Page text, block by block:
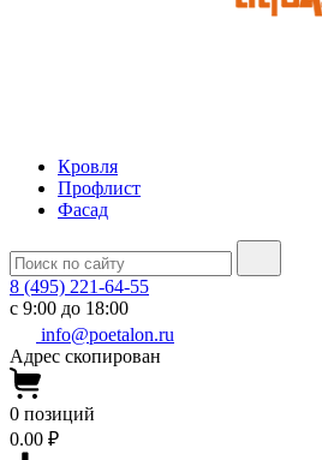
Кровля
Профлист
Фасад
8 (495) 221-64-55
с 9:00 до 18:00
info@poetalon.ru
Адрес скопирован
0 позиций
0.00 ₽